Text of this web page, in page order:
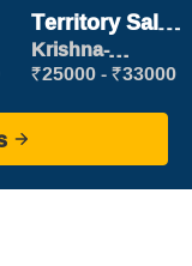
Territory Sales
Manager
Krishna-
vijayawada
₹25000 - ₹33000